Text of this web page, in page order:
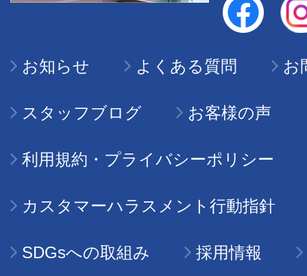
お知らせ よくある質問 お
スタッフブログ お客様の声
利用規約・プライバシーポリシー
カスタマーハラスメント行動指針
SDGsへの取組み 採用情報